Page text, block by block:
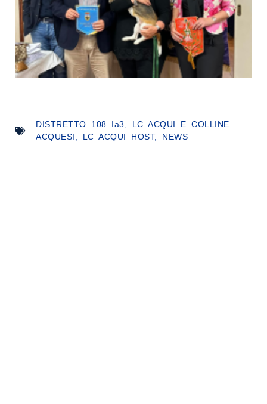
DISTRETTO 108 Ia3
LC ACQUI E COLLINE
ACQUESI
LC ACQUI HOST, NEWS